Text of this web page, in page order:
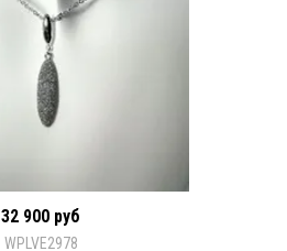
32 900 руб
WPLVE2978